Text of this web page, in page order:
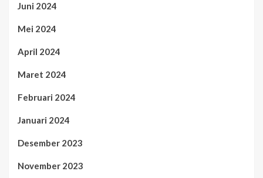
Juni 2024
Mei 2024
April 2024
Maret 2024
Februari 2024
Januari 2024
Desember 2023
November 2023